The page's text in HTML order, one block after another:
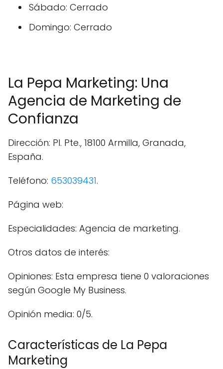
Sábado: Cerrado
Domingo: Cerrado
La Pepa Marketing: Una
Agencia de Marketing de
Confianza
Dirección: Pl. Pte., 18100 Armilla, Granada,
España.
Teléfono: 653039431.
Página web:
Especialidades: Agencia de marketing.
Otros datos de interés:
Opiniones: Esta empresa tiene 0 valoraciones
según Google My Business.
Opinión media: 0/5.
Características de La Pepa
Marketing